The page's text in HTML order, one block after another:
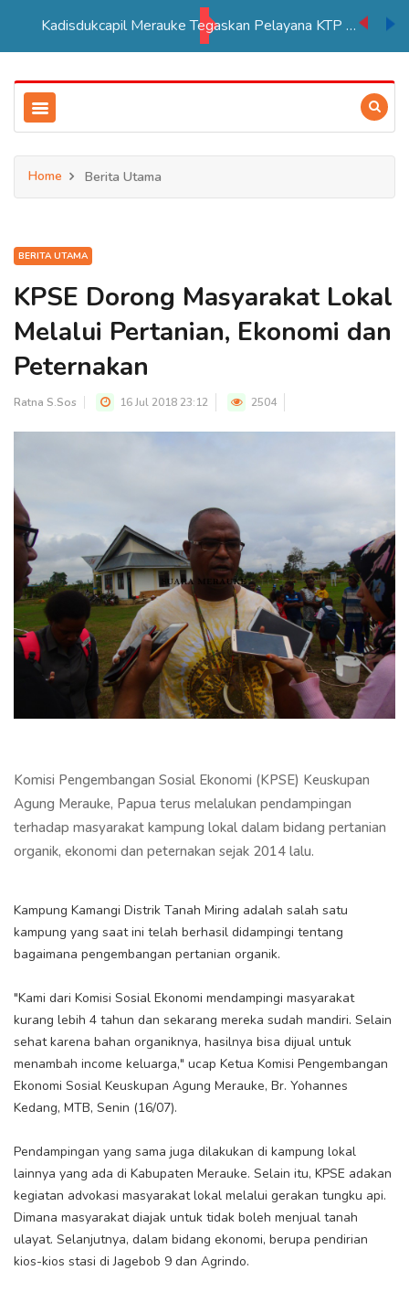
Kadisdukcapil Merauke Tegaskan Pelayana KTP Sesuai SOP
Home Berita Utama
BERITA UTAMA
KPSE Dorong Masyarakat Lokal
Melalui Pertanian, Ekonomi dan
Peternakan
Ratna S.Sos 16 Jul 2018 23:12 2504
Komisi Pengembangan Sosial Ekonomi (KPSE) Keuskupan
Agung Merauke, Papua terus melalukan pendampingan
terhadap masyarakat kampung lokal dalam bidang pertanian
organik, ekonomi dan peternakan sejak 2014 lalu.
Kampung Kamangi Distrik Tanah Miring adalah salah satu
kampung yang saat ini telah berhasil didampingi tentang
bagaimana pengembangan pertanian organik.
"Kami dari Komisi Sosial Ekonomi mendampingi masyarakat
kurang lebih 4 tahun dan sekarang mereka sudah mandiri. Selain
sehat karena bahan organiknya, hasilnya bisa dijual untuk
menambah income keluarga," ucap Ketua Komisi Pengembangan
Ekonomi Sosial Keuskupan Agung Merauke, Br. Yohannes
Kedang, MTB, Senin (16/07).
Pendampingan yang sama juga dilakukan di kampung lokal
lainnya yang ada di Kabupaten Merauke. Selain itu, KPSE adakan
kegiatan advokasi masyarakat lokal melalui gerakan tungku api.
Dimana masyarakat diajak untuk tidak boleh menjual tanah
ulayat. Selanjutnya, dalam bidang ekonomi, berupa pendirian
kios-kios stasi di Jagebob 9 dan Agrindo.